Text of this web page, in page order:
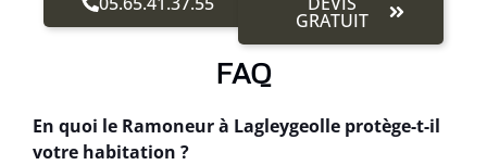
GRATUIT
FAQ
En quoi le Ramoneur à Lagleygeolle protège-t-il
votre habitation ?